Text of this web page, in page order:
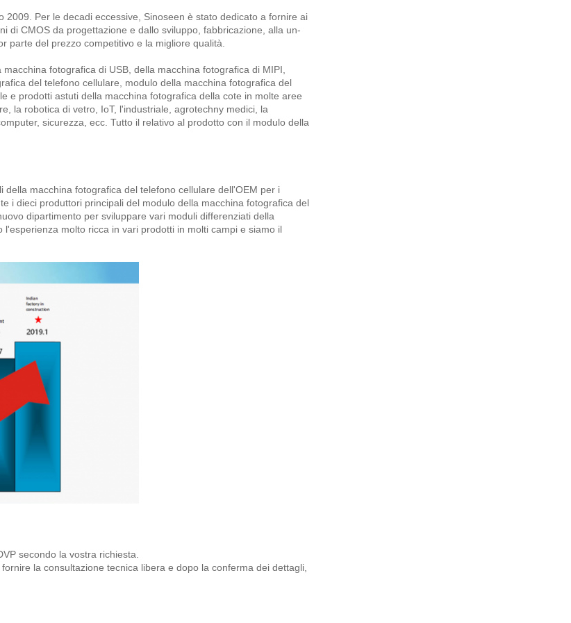
Per le decadi eccessive, Sinoseen è stato dedicato a fornire ai
di CMOS da progettazione e dallo sviluppo, fabbricazione, alla un-
parte del prezzo competitivo e la migliore qualità.
fotografica di USB, della macchina fotografica di MIPI,
del telefono cellulare, modulo della macchina fotografica del
e prodotti astuti della macchina fotografica della cote in molte aree
la robotica di vetro, IoT, l'industriale, agrotechny medici, la
sicurezza, ecc. Tutto il relativo al prodotto con il modulo della
macchina fotografica del telefono cellulare dell'OEM per i
i dieci produttori principali del modulo della macchina fotografica del
dipartimento per sviluppare vari moduli differenziati della
molto ricca in vari prodotti in molti campi e siamo il
secondo la vostra richiesta.
la consultazione tecnica libera e dopo la conferma dei dettagli,